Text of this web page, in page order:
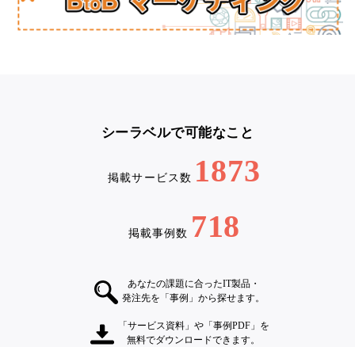
シーラベルで可能なこと
掲載サービス数 1873
掲載事例数 718
あなたの課題に合ったIT製品・
発注先を「事例」から探せます。
「サービス資料」や「事例PDF」を
無料でダウンロードできます。